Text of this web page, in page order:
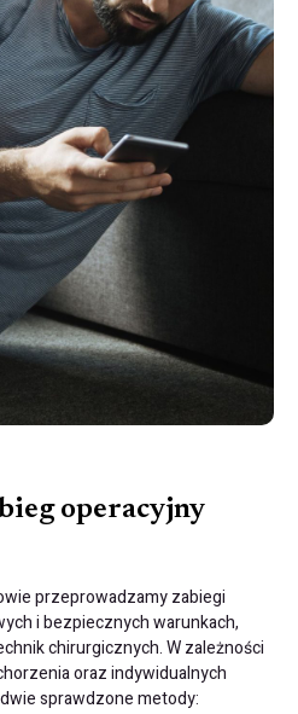
operacyjny
przeprowadzamy zabiegi
i bezpiecznych warunkach,
chirurgicznych. W zależności
oraz indywidualnych
sprawdzone metody: